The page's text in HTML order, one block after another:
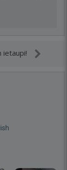
ietaupi!